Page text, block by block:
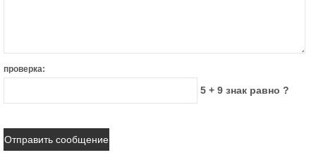
проверка:
5 + 9 знак равно ?